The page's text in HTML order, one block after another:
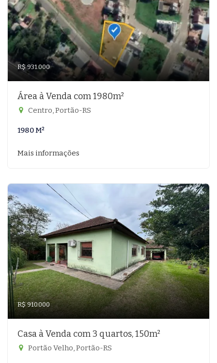
R$ 931.000
Área à Venda com 1980m²
Centro, Portão-RS
1980 M²
Mais informações
R$ 910.000
Casa à Venda com 3 quartos, 150m²
Portão Velho, Portão-RS